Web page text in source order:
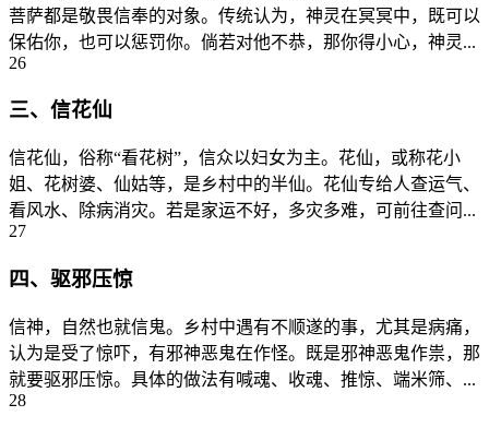
菩萨都是敬畏信奉的对象。传统认为，神灵在冥冥中，既可以
保佑你，也可以惩罚你。倘若对他不恭，那你得小心，神灵...
26
三、信花仙
信花仙，俗称“看花树”，信众以妇女为主。花仙，或称花小
姐、花树婆、仙姑等，是乡村中的半仙。花仙专给人查运气、
看风水、除病消灾。若是家运不好，多灾多难，可前往查问...
27
四、驱邪压惊
信神，自然也就信鬼。乡村中遇有不顺遂的事，尤其是病痛，
认为是受了惊吓，有邪神恶鬼在作怪。既是邪神恶鬼作祟，那
就要驱邪压惊。具体的做法有喊魂、收魂、推惊、端米筛、...
28